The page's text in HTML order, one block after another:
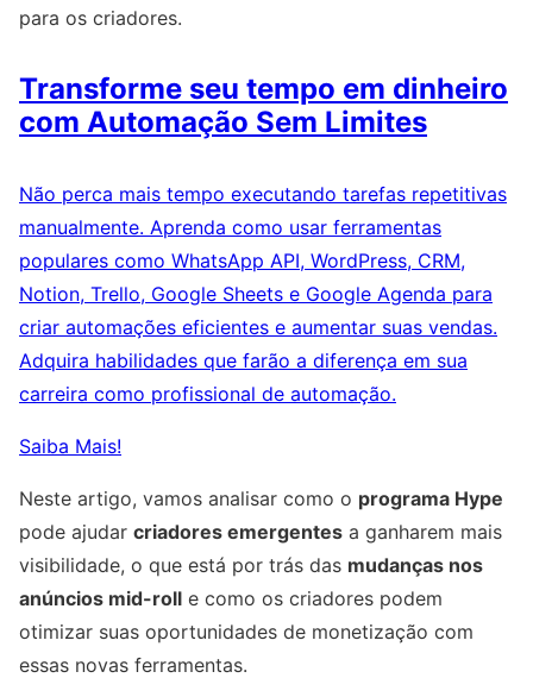
para os criadores.
Transforme seu tempo em dinheiro
com Automação Sem Limites
Não perca mais tempo executando tarefas repetitivas
manualmente. Aprenda como usar ferramentas
populares como WhatsApp API, WordPress, CRM,
Notion, Trello, Google Sheets e Google Agenda para
criar automações eficientes e aumentar suas vendas.
Adquira habilidades que farão a diferença em sua
carreira como profissional de automação.
Saiba Mais!
Neste artigo, vamos analisar como o programa Hype
pode ajudar criadores emergentes a ganharem mais
visibilidade, o que está por trás das mudanças nos
anúncios mid-roll e como os criadores podem
otimizar suas oportunidades de monetização com
essas novas ferramentas.